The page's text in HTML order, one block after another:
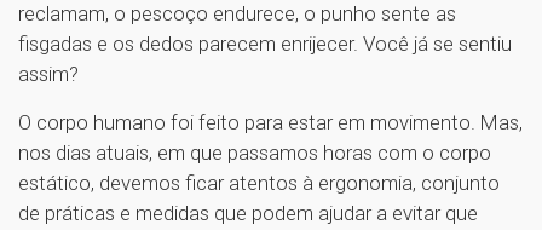
reclamam, o pescoço endurece, o punho sente as
fisgadas e os dedos parecem enrijecer. Você já se sentiu
assim?
O corpo humano foi feito para estar em movimento. Mas,
nos dias atuais, em que passamos horas com o corpo
estático, devemos ficar atentos à ergonomia, conjunto
de práticas e medidas que podem ajudar a evitar que